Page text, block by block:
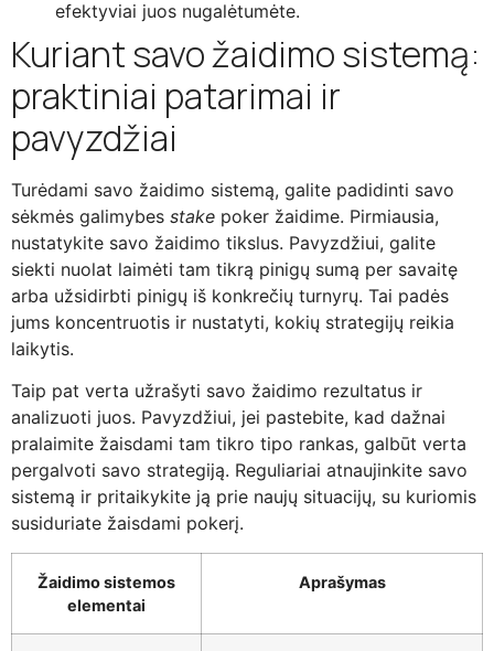
efektyviai juos nugalėtumėte.
Kuriant savo žaidimo sistemą:
praktiniai patarimai ir
pavyzdžiai
Turėdami savo žaidimo sistemą, galite padidinti savo
sėkmės galimybes stake poker žaidime. Pirmiausia,
nustatykite savo žaidimo tikslus. Pavyzdžiui, galite
siekti nuolat laimėti tam tikrą pinigų sumą per savaitę
arba užsidirbti pinigų iš konkrečių turnyrų. Tai padės
jums koncentruotis ir nustatyti, kokių strategijų reikia
laikytis.
Taip pat verta užrašyti savo žaidimo rezultatus ir
analizuoti juos. Pavyzdžiui, jei pastebite, kad dažnai
pralaimite žaisdami tam tikro tipo rankas, galbūt verta
pergalvoti savo strategiją. Reguliariai atnaujinkite savo
sistemą ir pritaikykite ją prie naujų situacijų, su kuriomis
susiduriate žaisdami pokerį.
Žaidimo sistemos
elementai
Aprašymas